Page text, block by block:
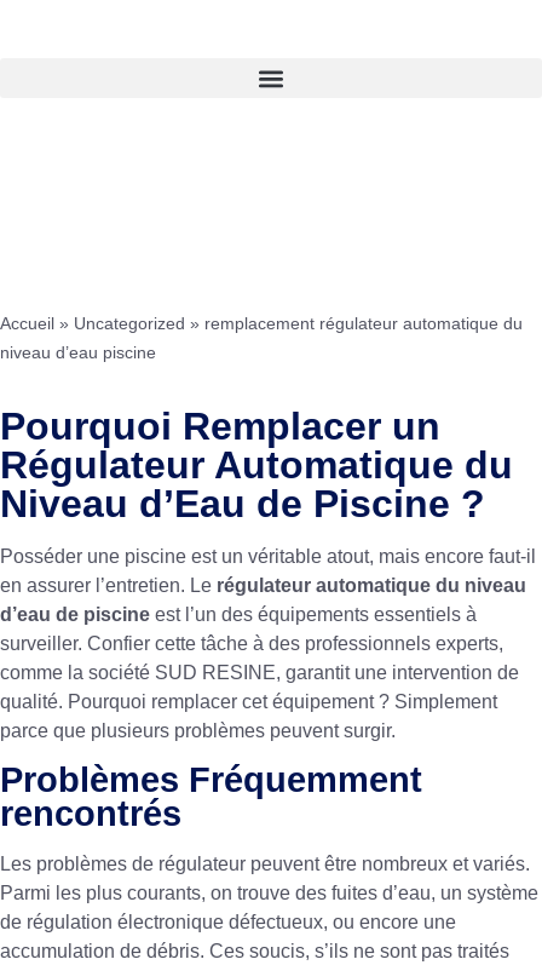
Accueil » Uncategorized » remplacement régulateur automatique du
niveau d’eau piscine
Pourquoi Remplacer un
Régulateur Automatique du
Niveau d’Eau de Piscine ?
Posséder une piscine est un véritable atout, mais encore faut-il
en assurer l’entretien. Le régulateur automatique du niveau
d’eau de piscine est l’un des équipements essentiels à
surveiller. Confier cette tâche à des professionnels experts,
comme la société SUD RESINE, garantit une intervention de
qualité. Pourquoi remplacer cet équipement ? Simplement
parce que plusieurs problèmes peuvent surgir.
Problèmes Fréquemment
rencontrés
Les problèmes de régulateur peuvent être nombreux et variés.
Parmi les plus courants, on trouve des fuites d’eau, un système
de régulation électronique défectueux, ou encore une
accumulation de débris. Ces soucis, s’ils ne sont pas traités